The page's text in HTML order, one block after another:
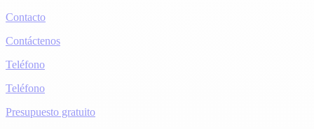
Contacto
Contáctenos
Teléfono
Teléfono
Presupuesto gratuito